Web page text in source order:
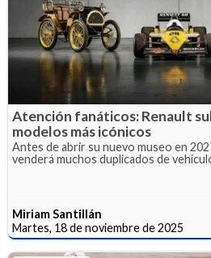
Atención fanáticos: Renault
modelos más icónicos
Antes de abrir su nuevo museo en
venderá muchos duplicados de
Miriam Santillán
Martes, 18 de noviembre de 2025